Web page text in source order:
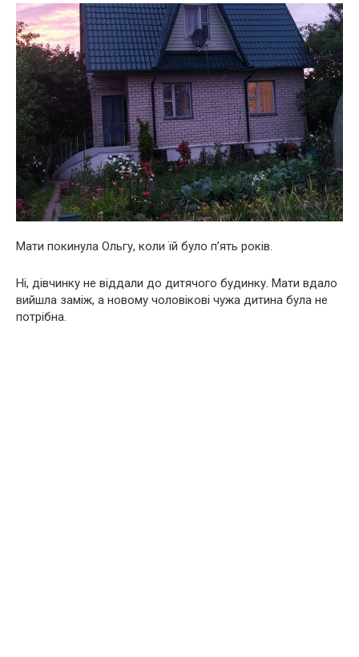
Мати покинула Ольгу, коли їй було п’ять років.
Ні, дівчинку не віддали до дитячого будинку. Мати вдало
вийшла заміж, а новому чоловікові чужа дитина була не
потрібна.